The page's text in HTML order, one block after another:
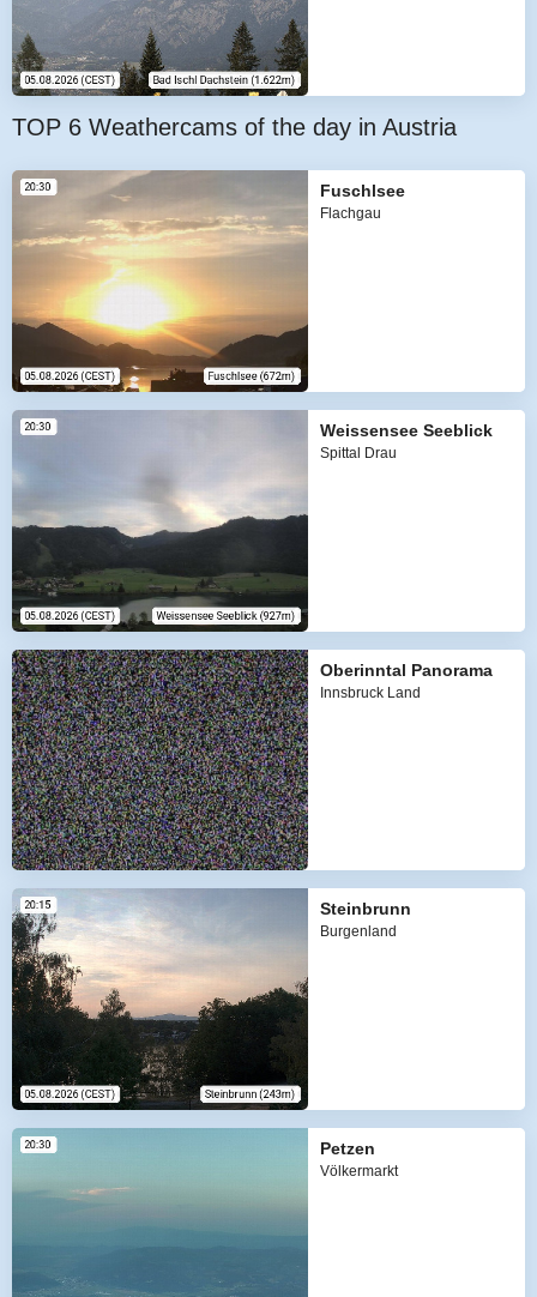
TOP 6 Weathercams of the day in Austria
Fuschlsee
Flachgau
Weissensee Seeblick
Spittal Drau
Oberinntal Panorama
Innsbruck Land
Steinbrunn
Burgenland
Petzen
Völkermarkt